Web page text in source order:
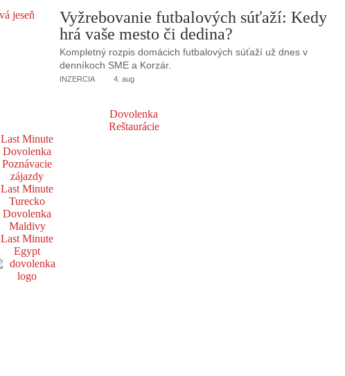
Vyžrebovanie futbalových súťaží: Kedy
hrá vaše mesto či dedina?
Kompletný rozpis domácich futbalových súťaží už dnes v
denníkoch SME a Korzár.
INZERCIA 4. aug
Dovolenka
Reštaurácie
Last Minute
Dovolenka
Poznávacie
zájazdy
Last Minute
Turecko
Dovolenka
Maldivy
Last Minute
Egypt